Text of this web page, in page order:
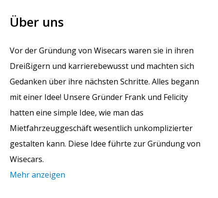
Über uns
Vor der Gründung von Wisecars waren sie in ihren
Dreißigern und karrierebewusst und machten sich
Gedanken über ihre nächsten Schritte. Alles begann
mit einer Idee! Unsere Gründer Frank und Felicity
hatten eine simple Idee, wie man das
Mietfahrzeuggeschäft wesentlich unkomplizierter
gestalten kann. Diese Idee führte zur Gründung von
Wisecars.
Mehr anzeigen